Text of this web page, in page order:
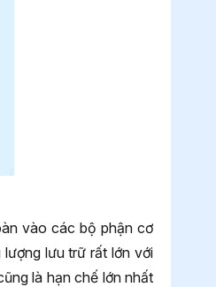
vào các bộ phận cơ
lưu trữ rất lớn với
là hạn chế lớn nhất